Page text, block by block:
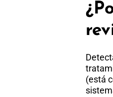
(está